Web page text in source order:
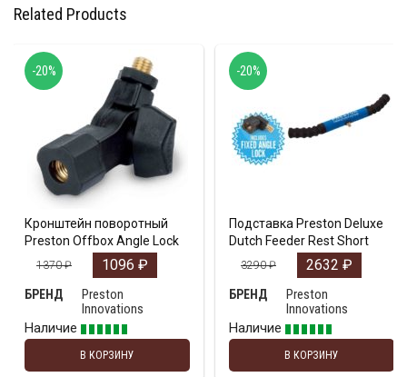
Related Products
Кронштейн поворотный
Preston Offbox Angle Lock
1370₽ 1096 ₽
БРЕНД
Preston
Innovations
Наличие
В КОРЗИНУ
-20%
Подставка Preston Deluxe
Dutch Feeder Rest Short
3290₽ 2632 ₽
БРЕНД
Preston
Innovations
Наличие
В КОРЗИНУ
-20%